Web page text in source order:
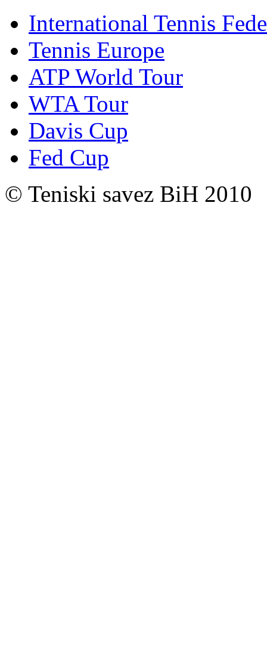
International Tennis
Tennis Europe
ATP World Tour
WTA Tour
Davis Cup
Fed Cup
© Teniski savez BiH 2010